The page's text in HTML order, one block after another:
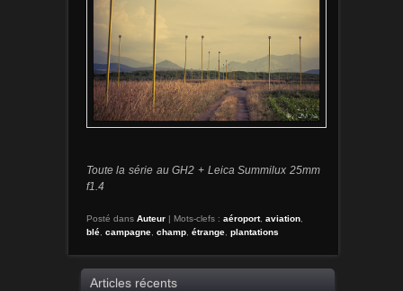
Toute la série au GH2 + Leica Summilux 25mm
f1.4
Posté dans Auteur | Mots-clefs : aéroport, aviation,
blé, campagne, champ, étrange, plantations
Articles récents